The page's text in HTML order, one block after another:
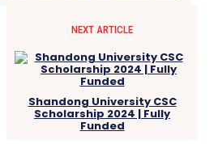
NEXT ARTICLE
Shandong University CSC
Scholarship 2024 | Fully
Funded